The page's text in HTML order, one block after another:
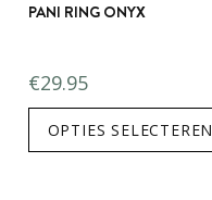
PANI RING ONYX
€29.95
OPTIES SELECTEREN